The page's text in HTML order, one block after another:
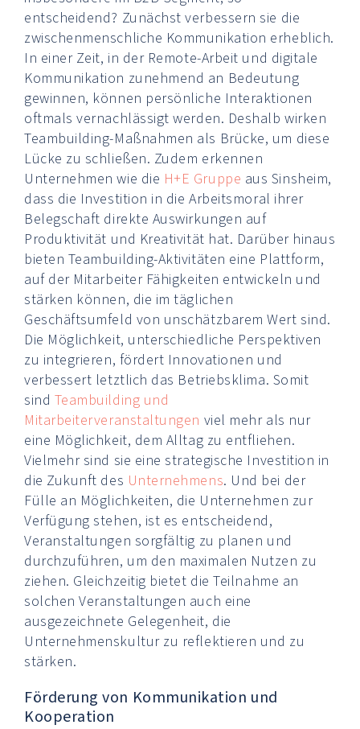
entscheidend? Zunächst verbessern sie die
zwischenmenschliche Kommunikation erheblich.
In einer Zeit, in der Remote-Arbeit und digitale
Kommunikation zunehmend an Bedeutung
gewinnen, können persönliche Interaktionen
oftmals vernachlässigt werden. Deshalb wirken
Teambuilding-Maßnahmen als Brücke, um diese
Lücke zu schließen. Zudem erkennen
Unternehmen wie die H+E Gruppe aus Sinsheim,
dass die Investition in die Arbeitsmoral ihrer
Belegschaft direkte Auswirkungen auf
Produktivität und Kreativität hat. Darüber hinaus
bieten Teambuilding-Aktivitäten eine Plattform,
auf der Mitarbeiter Fähigkeiten entwickeln und
stärken können, die im täglichen
Geschäftsumfeld von unschätzbarem Wert sind.
Die Möglichkeit, unterschiedliche Perspektiven
zu integrieren, fördert Innovationen und
verbessert letztlich das Betriebsklima. Somit
sind Teambuilding und
Mitarbeiterveranstaltungen viel mehr als nur
eine Möglichkeit, dem Alltag zu entfliehen.
Vielmehr sind sie eine strategische Investition in
die Zukunft des Unternehmens. Und bei der
Fülle an Möglichkeiten, die Unternehmen zur
Verfügung stehen, ist es entscheidend,
Veranstaltungen sorgfältig zu planen und
durchzuführen, um den maximalen Nutzen zu
ziehen. Gleichzeitig bietet die Teilnahme an
solchen Veranstaltungen auch eine
ausgezeichnete Gelegenheit, die
Unternehmenskultur zu reflektieren und zu
stärken.
Förderung von Kommunikation und
Kooperation